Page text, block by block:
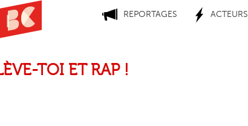
REPORTAGES ACTEURS
TOI ET RAP !